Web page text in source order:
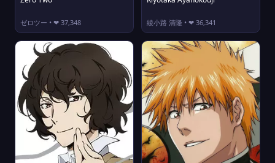
ゼロツー • ❤ 37,348 綾小路 清隆 • ❤ 36,341